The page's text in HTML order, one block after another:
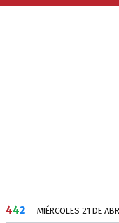
442 MIÉRCOLES 21 DE